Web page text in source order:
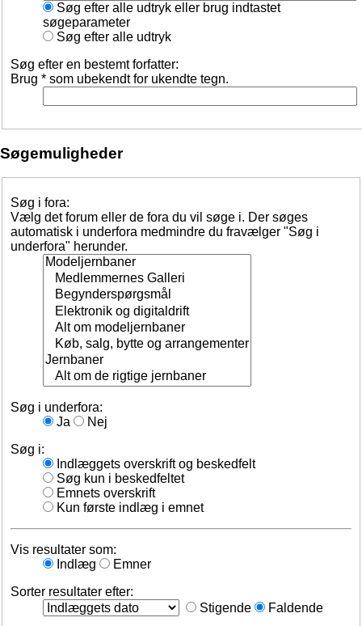
Søg efter alle udtryk eller brug indtastet
søgeparameter
Søg efter alle udtryk
Søg efter en bestemt forfatter:
Brug * som ubekendt for ukendte tegn.
Søgemuligheder
Søg i fora:
Vælg det forum eller de fora du vil søge i. Der søges
automatisk i underfora medmindre du fravælger "Søg i
underfora" herunder.
Søg i underfora:
Ja
Nej
Søg i:
Indlæggets overskrift og beskedfelt
Søg kun i beskedfeltet
Emnets overskrift
Kun første indlæg i emnet
Vis resultater som:
Indlæg
Emner
Sorter resultater efter:
Stigende
Faldende